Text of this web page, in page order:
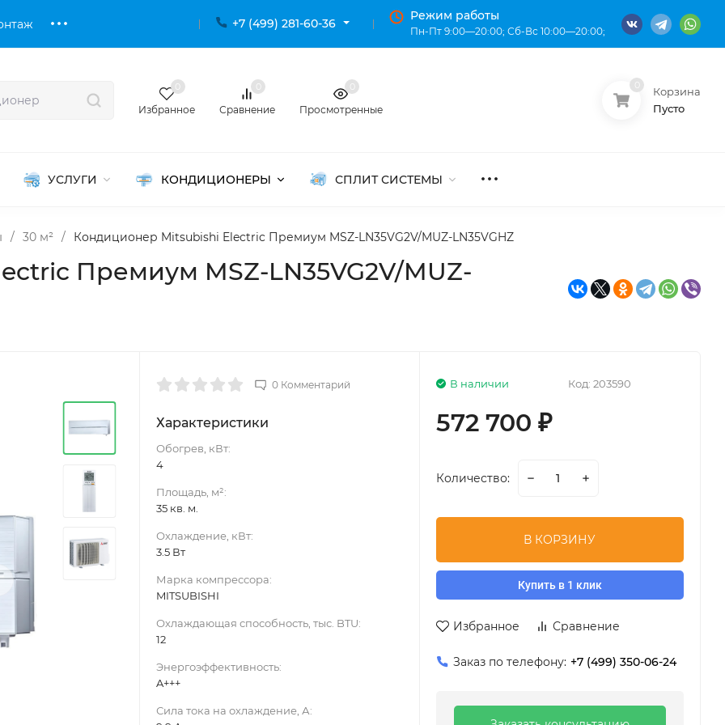
+7 (499) 281-60-36
Режим работы
Пн-Пт 9:00—20:00; Сб-Вс 10:00—20:00;
Избранное Сравнение Просмотренные
Корзина
Пусто
УСЛУГИ КОНДИЦИОНЕРЫ СПЛИТ СИСТЕМЫ
/ 30 м² / Кондиционер Mitsubishi Electric Премиум MSZ-LN35VG2V/MUZ-LN35VGHZ
Премиум MSZ-LN35VG2V/MUZ-
0 Комментарий
Характеристики
Обогрев, кВт:
4
Площадь, м²:
35 кв. м.
Охлаждение, кВт:
3.5 Вт
Марка компрессора:
MITSUBISHI
Охлаждающая способность, тыс. BTU:
12
Энергоэффективность:
A+++
Сила тока на охлаждение, А:
Код: 203590
В наличии
572 700 ₽
Количество:
В КОРЗИНУ
Купить в 1 клик
Избранное Сравнение
Заказ по телефону: +7 (499) 350-06-24